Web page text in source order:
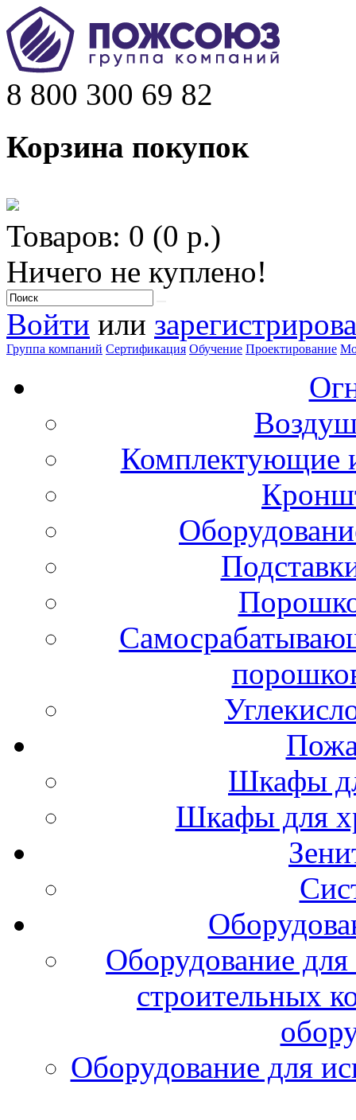
8 800 300 69 82
Корзина покупок
Товаров: 0 (0 р.)
Ничего не куплено!
Войти или
Группа компаний Сертификация Обучение Проектирование
Комплектующие
Шкафы
Шкафы для
Оборудование
строительных
Оборудование для